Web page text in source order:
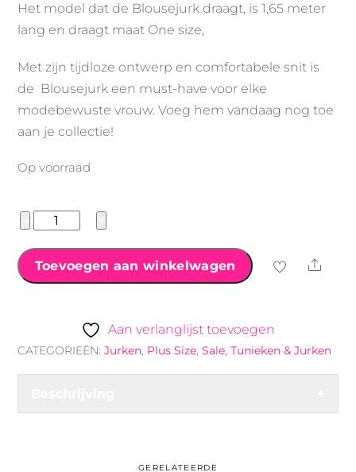
Het model dat de Blousejurk draagt, is 1,65 meter
lang en draagt maat One size,
Met zijn tijdloze ontwerp en comfortabele snit is
de Blousejurk een must-have voor elke
modebewuste vrouw. Voeg hem vandaag nog toe
aan je collectie!
Op voorraad
Oversized
Leopard
aantal
Toevoegen aan winkelwagen Share
Aan verlanglijst toevoegen
CATEGORIEËN:Jurken, Plus Size,Sale,Tunieken & Jurken
GERELATEERDE